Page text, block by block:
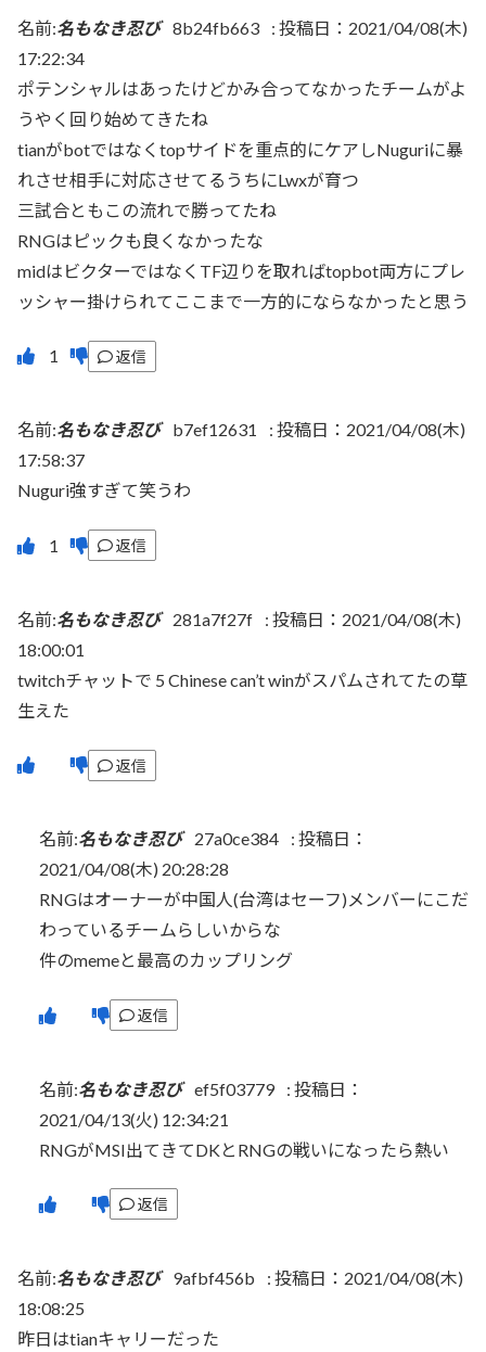
名前:名もなき忍び 8b24fb663 : 投稿日：2021/04/08(木)
17:22:34
ポテンシャルはあったけどかみ合ってなかったチームがよ
うやく回り始めてきたね
tianがbotではなくtopサイドを重点的にケアしNuguriに暴
れさせ相手に対応させてるうちにLwxが育つ
三試合ともこの流れで勝ってたね
RNGはピックも良くなかったな
midはビクターではなくTF辺りを取ればtopbot両方にプレ
ッシャー掛けられてここまで一方的にならなかったと思う
返信
名前:名もなき忍び b7ef12631 : 投稿日：2021/04/08(木)
17:58:37
Nuguri強すぎて笑うわ
返信
名前:名もなき忍び 281a7f27f : 投稿日：2021/04/08(木)
18:00:01
twitchチャットで 5 Chinese can’t winがスパムされてたの草
生えた
返信
名前:名もなき忍び 27a0ce384 : 投稿日：
2021/04/08(木) 20:28:28
RNGはオーナーが中国人(台湾はセーフ)メンバーにこだ
わっているチームらしいからな
件のmemeと最高のカップリング
返信
名前:名もなき忍び ef5f03779 : 投稿日：
2021/04/13(火) 12:34:21
RNGがMSI出てきてDKとRNGの戦いになったら熱い
返信
名前:名もなき忍び 9afbf456b : 投稿日：2021/04/08(木)
18:08:25
昨日はtianキャリーだった